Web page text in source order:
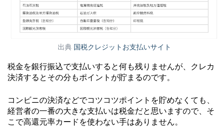
出典 国税クレジットお支払いサイト
税金を銀行振込で支払いすると何も残りませんが、クレカ
決済するとその分もポイントが貯まるのです。
コンビニの決済などでコツコツポイントを貯めなくても、
経営者の一番の大きな支払いは税金だと思いますので、そ
こで高還元率カードを使わない手はありません。